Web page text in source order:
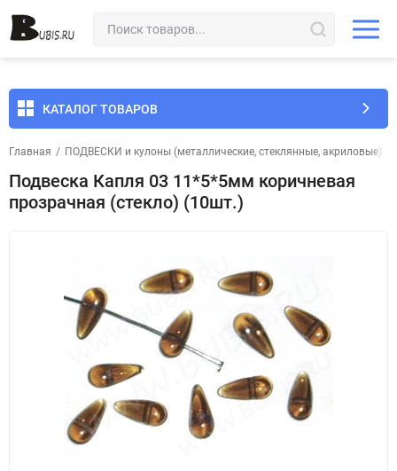
КАТАЛОГ ТОВАРОВ
Главная / ПОДВЕСКИ и кулоны (металлические, стеклянные, акриловые)
Подвеска Капля 03 11*5*5мм коричневая
прозрачная (стекло) (10шт.)